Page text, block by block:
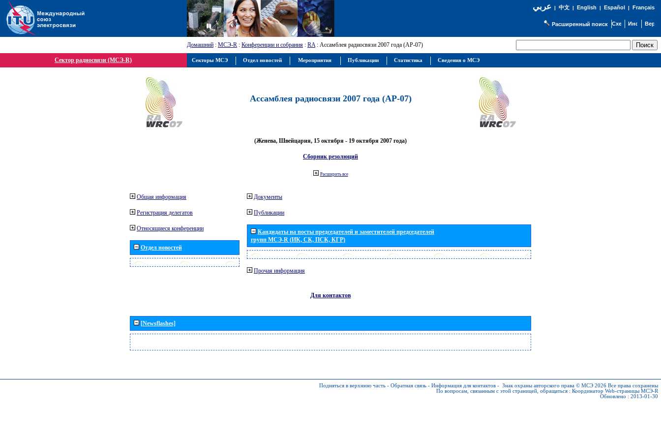
عربي| 中文| English | Español | Français
Расширенный поиск
Домашний : МСЭ-R : Конференции и собрания : RA: Ассамблея радиосвязи 2007 года (АР-07)
Сектор радиосвязи (МСЭ-R)
Ассамблея радиосвязи 2007 года (АР-07)
(Женева, Швейцария, 15 октября - 19 октября 2007 года)
Сборник резолюций
Расширить все
Общая информация
Регистрация делегатов
Относящиеся конференции
Отдел новостей
Документы
Публикации
Кандидаты на посты председателей и заместителей председателей
групп МСЭ-R (ИК, СК, ПСК, КГР)
Прочая информация
Для контактов
[Newsflashes]
Подняться в верхнюю часть - Обратная связь - Информация для контактов - Знак охраны авторского права © МСЭ 2026 Все права сохранены
По вопросам, связанным с этой страницей, обращаться : Координатор Web-страницы МСЭ-R
Обновлено : 2013-01-30
Секторы МСЭ Отдел новостей Мероприятия Публикации Статистика Сведения о МСЭ